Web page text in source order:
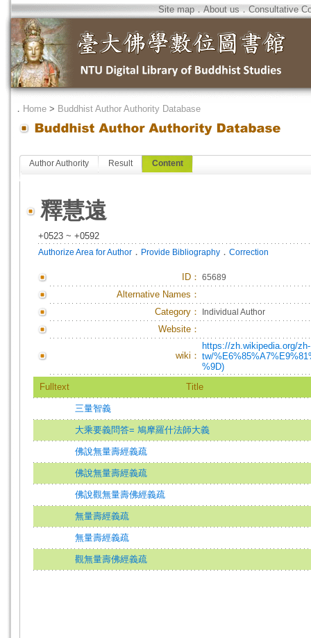
Site map．About us．Consultative
． Home > Buddhist Author Authority Database
Author Authority Result Content
釋慧遠
+0523 ~ +0592
Authorize Area for Author ． Provide Bibliography ． Correction
ID ： 65689
Alternative Names：
Category：
Individual Author
Website：
wiki：
https://zh.wikipedia.org/zh-
tw/
%9D)
Fulltext
Title
三量智義
大乘要義問答= 鳩摩羅什法師大義
佛說無量壽經義疏
佛說無量壽經義疏
佛說觀無量壽佛經義疏
無量壽經義疏
無量壽經義疏
觀無量壽佛經義疏